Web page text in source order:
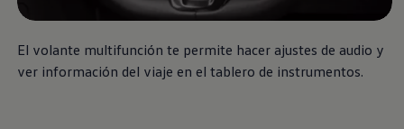
NuevoSaveiro
Se mueve contigo
El volante multifunción te permite hacer ajustes de audio y
ver información del viaje en el tablero de instrumentos.